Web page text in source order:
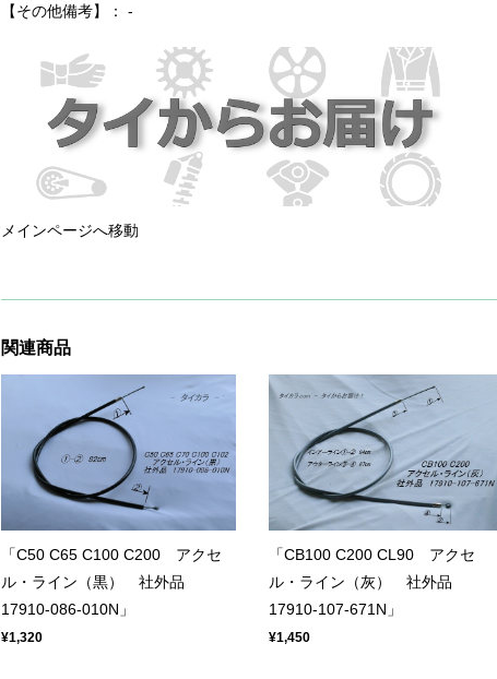
【その他備考】： -
メインページへ移動
関連商品
「C50 C65 C100 C200 アクセ
ル・ライン（黒） 社外品
17910-086-010N」
¥1,320
「CB100 C200 CL90 アクセ
ル・ライン（灰） 社外品
17910-107-671N」
¥1,450